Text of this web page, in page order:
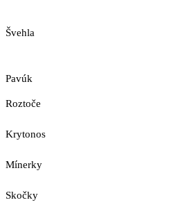
Švehla
Pavúk
Roztoče
Krytonos
Mínerky
Skočky